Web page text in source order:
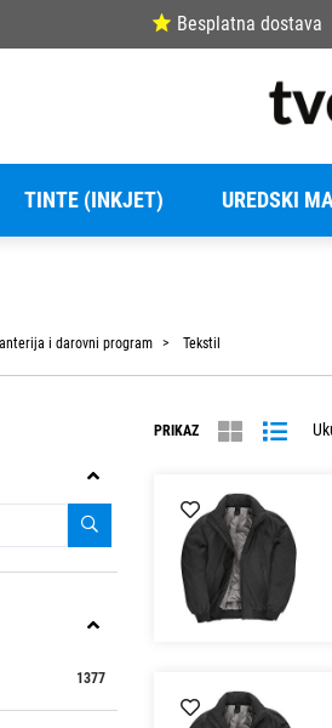
Besplatna dostava
TINTE (INKJET) UREDSKI
i darovni program Tekstil
1377
PRIKAZ